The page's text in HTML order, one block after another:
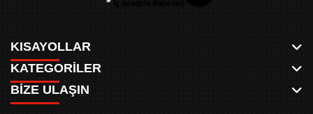
KISAYOLLAR
ANASAYFA
AKSU CANLI
KATEGORİLER
WHATSAPP
BİZE ULAŞIN